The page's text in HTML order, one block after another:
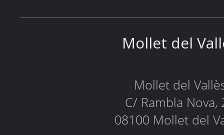
Mollet del
Mollet del
C/ Rambla Nova,
08100 Mollet del